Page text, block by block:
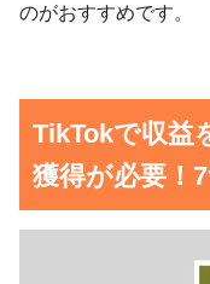
のがおすすめです。
TikTokで収益
獲得が必要！